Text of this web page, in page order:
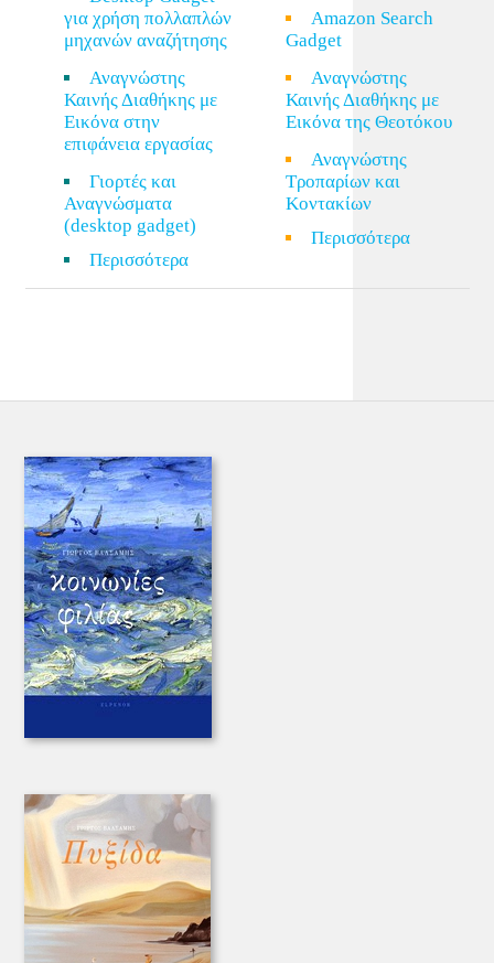
για χρήση πολλαπλών
μηχανών αναζήτησης
Αναγνώστης
Καινής Διαθήκης με
Εικόνα στην
επιφάνεια εργασίας
Γιορτές και
Αναγνώσματα
(desktop gadget)
Περισσότερα
Amazon Search
Gadget
Αναγνώστης
Καινής Διαθήκης με
Εικόνα της Θεοτόκου
Αναγνώστης
Τροπαρίων και
Κοντακίων
Περισσότερα